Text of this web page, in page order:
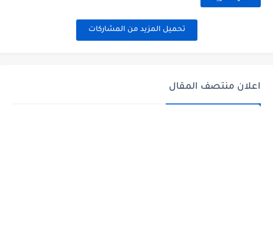
تحميل المزيد من المشاركات
اعلان منتصف المقال